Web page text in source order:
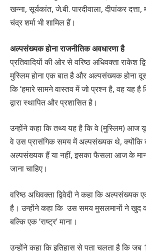
खन्ना, सूर्यकांत, जे.बी. पारदीवाला, दीपांकर
चंद्र शर्मा भी शामिल हैं।
अल्पसंख्यक होना राजनीतिक अवधारणा है
प्रतिवादियों की ओर से वरिष्ठ अधिवक्ता राकेश
मुस्लिम होना एक बात है और अल्पसंख्यक होना
कि ‘हमारे सामने वास्तव में जो प्रश्न है, वह यह
द्वारा स्थापित और प्रशासित है।
उन्होंने कहा कि तथ्य यह है कि वे (मुस्लिम) आज
वे उस प्रासंगिक समय में अल्पसंख्यक थे,
अल्पसंख्यक हैं या नहीं, इसका फैसला आज के
जाना चाहिए।
वरिष्ठ अधिवक्ता द्विवेदी ने कहा कि अल्पसंख्यक
है। उन्होंने कहा कि उस समय मुसलमानों ने खुद
बल्कि एक ‘राष्ट्र’ माना।
उन्होंने कहा कि इतिहास से पता चलता है कि